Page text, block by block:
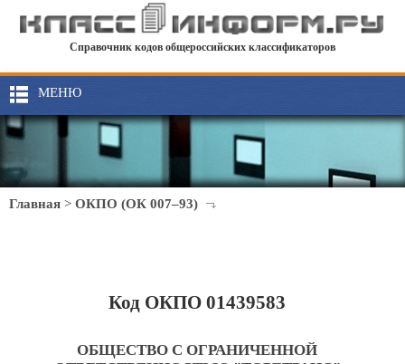
Справочник кодов общероссийских классификаторов
МЕНЮ
Главная > ОКПО (ОК 007–93)
Код ОКПО 01439583
ОБЩЕСТВО С ОГРАНИЧЕННОЙ